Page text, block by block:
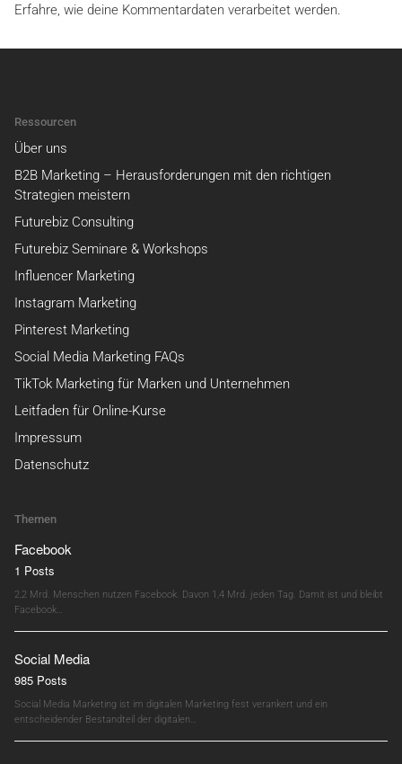
Erfahre, wie deine Kommentardaten verarbeitet werden.
Ressourcen
Über uns
B2B Marketing – Herausforderungen mit den richtigen
Strategien meistern
Futurebiz Consulting
Futurebiz Seminare & Workshops
Influencer Marketing
Instagram Marketing
Pinterest Marketing
Social Media Marketing FAQs
TikTok Marketing für Marken und Unternehmen
Leitfaden für Online-Kurse
Impressum
Datenschutz
Themen
Facebook
1 Posts
2,2 Mrd. Menschen nutzen Facebook. Davon 1,4 Mrd. jeden Tag. Damit ist und bleibt
Facebook…
Social Media
985 Posts
Social Media Marketing ist im digitalen Marketing fest verankert und ein
entscheidender Bestandteil der digitalen…